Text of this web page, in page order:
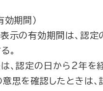
効期間）
の有効期間は、認定
。
、認定の日から2年を
思を確認したときは、